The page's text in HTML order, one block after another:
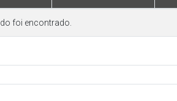
foi encontrado.